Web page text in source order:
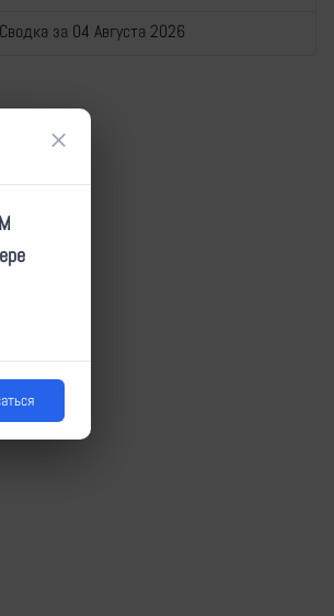
Сводка за 04 Августа 2026
×